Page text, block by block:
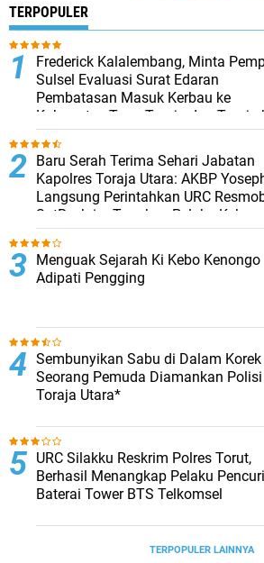
TERPOPULER
Frederick Kalalembang, Minta
Sulsel Evaluasi Surat Edaran
Pembatasan Masuk Kerbau ke
Kabupaten Tana Toraja dan Toraja
Baru Serah Terima Sehari Jabatan
Kapolres Toraja Utara: AKBP
Langsung Perintahkan URC
SatReskrim Tangkap Pelaku
Seksual Anak Di Bawah Umur
Menguak Sejarah Ki Kebo Kenongo
Adipati Pengging
Sembunyikan Sabu di Dalam Korek
Seorang Pemuda Diamankan
Toraja Utara*
URC Silakku Reskrim Polres Torut,
Berhasil Menangkap Pelaku
Baterai Tower BTS Telkomsel
TERPOPULER LAINNYA